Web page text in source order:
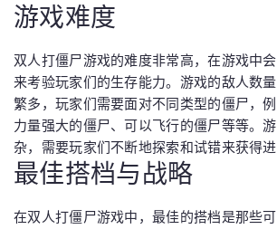
游戏难度
双人打僵尸游戏的难度非常高，在游戏中
来考验玩家们的生存能力。游戏的敌人数
繁多，玩家们需要面对不同类型的僵尸，例
力量强大的僵尸、可以飞行的僵尸等等。
杂，需要玩家们不断地探索和试错来获得进
最佳搭档与战略
在双人打僵尸游戏中，最佳的搭档是那些